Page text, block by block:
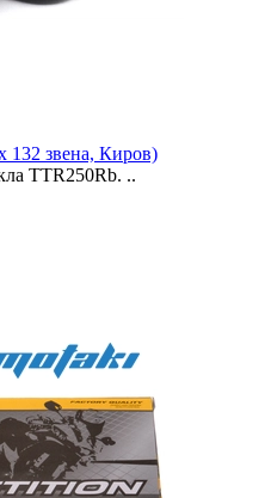
132 звена, Киров)
TTR250Rb. ..